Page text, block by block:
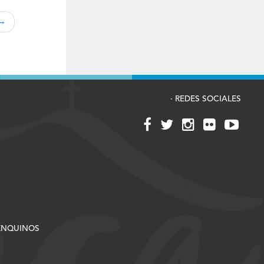
· REDES SOCIALES